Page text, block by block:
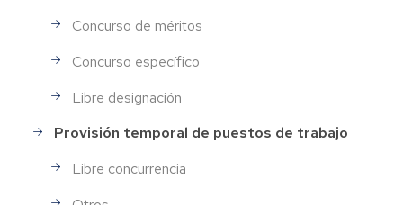
Concurso de méritos
Concurso específico
Libre designación
Provisión temporal de puestos de trabajo
Libre concurrencia